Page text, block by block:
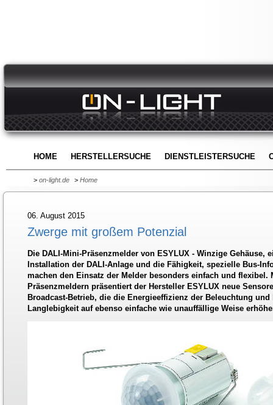
HOME HERSTELLERSUCHE DIENSTLEISTERSUCHE
> on-light.de > Home
06. August 2015
Zwerge mit großem Potenzial
Die DALI-Mini-Präsenzmelder von ESYLUX - Winzige Gehäuse,
Installation der DALI-Anlage und die Fähigkeit, spezielle Bus-
machen den Einsatz der Melder besonders einfach und flexibel.
Präsenzmeldern präsentiert der Hersteller ESYLUX neue
Broadcast-Betrieb, die die Energieeffizienz der Beleuchtung
Langlebigkeit auf ebenso einfache wie unauffällige Weise